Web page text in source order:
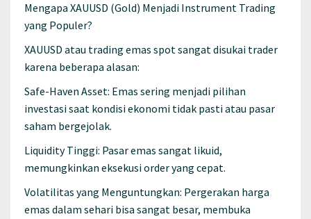
Mengapa XAUUSD (Gold) Menjadi Instrument Trading
yang Populer?
XAUUSD atau trading emas spot sangat disukai trader
karena beberapa alasan:
Safe-Haven Asset: Emas sering menjadi pilihan
investasi saat kondisi ekonomi tidak pasti atau pasar
saham bergejolak.
Liquidity Tinggi: Pasar emas sangat likuid,
memungkinkan eksekusi order yang cepat.
Volatilitas yang Menguntungkan: Pergerakan harga
emas dalam sehari bisa sangat besar, membuka